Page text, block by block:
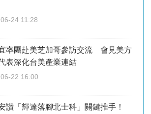
24 11:28
率團赴美芝加哥參訪交流 會見美方
表深化台美產業連結
22 16:00
讚「輝達落腳北士科」關鍵推手！